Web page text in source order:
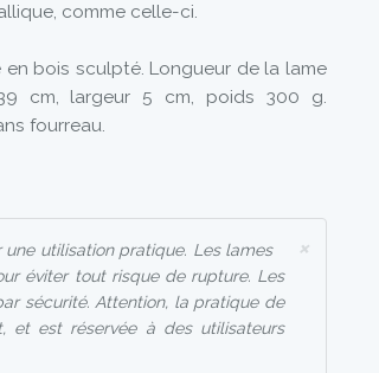
comme celle-ci.
en bois sculpté. Longueur de la lame
cm, largeur 5 cm, poids 300 g.
fourreau.
×
utilisation pratique. Les lames
éviter tout risque de rupture. Les
sécurité. Attention, la pratique de
et est réservée à des utilisateurs